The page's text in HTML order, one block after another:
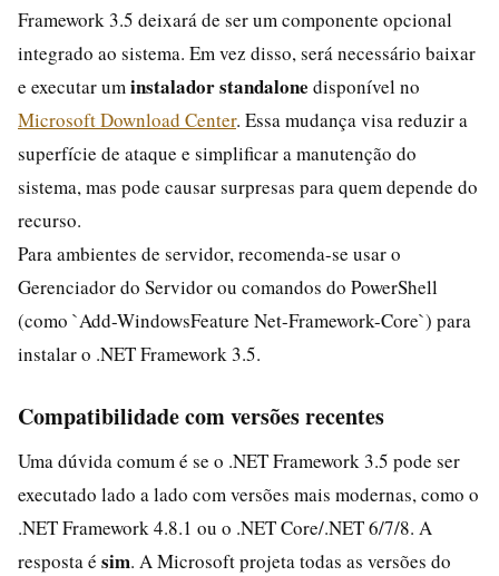
Framework 3.5 deixará de ser um componente opcional
integrado ao sistema. Em vez disso, será necessário baixar
e executar um instalador standalone disponível no
Microsoft Download Center. Essa mudança visa reduzir a
superfície de ataque e simplificar a manutenção do
sistema, mas pode causar surpresas para quem depende do
recurso.
Para ambientes de servidor, recomenda-se usar o
Gerenciador do Servidor ou comandos do PowerShell
(como `Add-WindowsFeature Net-Framework-Core`) para
instalar o .NET Framework 3.5.
Compatibilidade com versões recentes
Uma dúvida comum é se o .NET Framework 3.5 pode ser
executado lado a lado com versões mais modernas, como o
.NET Framework 4.8.1 ou o .NET Core/.NET 6/7/8. A
resposta é sim. A Microsoft projeta todas as versões do